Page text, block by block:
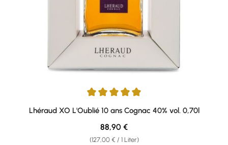
Durchschnittliche Bewertung von 5 von 5 Sternen
Lhéraud XO L'Oublié 10 ans Cognac 40% vol. 0,70l
(127,00 € / 1 Liter)
Regulärer Preis:
88,90 €